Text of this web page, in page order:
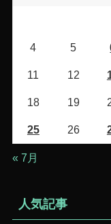
4 5
11 12
18 19
25 26
« 7月
人気記事